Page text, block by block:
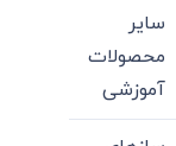
سایر
محصولات
آموزشی